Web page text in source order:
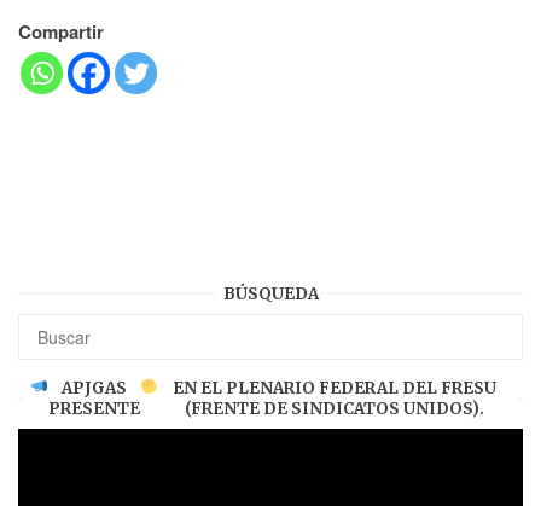
Compartir
BÚSQUEDA
APJGAS
PRESENTE
EN EL PLENARIO FEDERAL DEL FRESU
(FRENTE DE SINDICATOS UNIDOS).